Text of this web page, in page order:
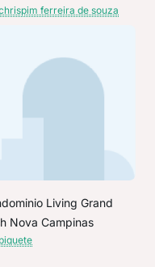
ferreira de souza
Living Grand
Nova Campinas